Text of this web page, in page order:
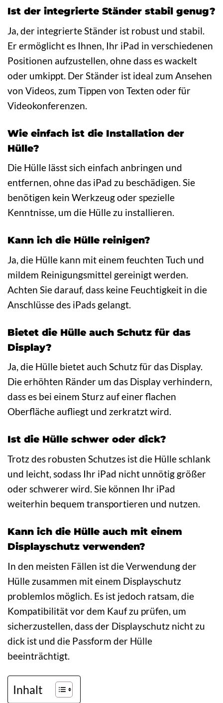
Ist der integrierte Ständer stabil genug?
Ja, der integrierte Ständer ist robust und stabil.
Er ermöglicht es Ihnen, Ihr iPad in verschiedenen
Positionen aufzustellen, ohne dass es wackelt
oder umkippt. Der Ständer ist ideal zum Ansehen
von Videos, zum Tippen von Texten oder für
Videokonferenzen.
Wie einfach ist die Installation der
Hülle?
Die Hülle lässt sich einfach anbringen und
entfernen, ohne das iPad zu beschädigen. Sie
benötigen kein Werkzeug oder spezielle
Kenntnisse, um die Hülle zu installieren.
Kann ich die Hülle reinigen?
Ja, die Hülle kann mit einem feuchten Tuch und
mildem Reinigungsmittel gereinigt werden.
Achten Sie darauf, dass keine Feuchtigkeit in die
Anschlüsse des iPads gelangt.
Bietet die Hülle auch Schutz für das
Display?
Ja, die Hülle bietet auch Schutz für das Display.
Die erhöhten Ränder um das Display verhindern,
dass es bei einem Sturz auf einer flachen
Oberfläche aufliegt und zerkratzt wird.
Ist die Hülle schwer oder dick?
Trotz des robusten Schutzes ist die Hülle schlank
und leicht, sodass Ihr iPad nicht unnötig größer
oder schwerer wird. Sie können Ihr iPad
weiterhin bequem transportieren und nutzen.
Kann ich die Hülle auch mit einem
Displayschutz verwenden?
In den meisten Fällen ist die Verwendung der
Hülle zusammen mit einem Displayschutz
problemlos möglich. Es ist jedoch ratsam, die
Kompatibilität vor dem Kauf zu prüfen, um
sicherzustellen, dass der Displayschutz nicht zu
dick ist und die Passform der Hülle
beeinträchtigt.
Inhalt